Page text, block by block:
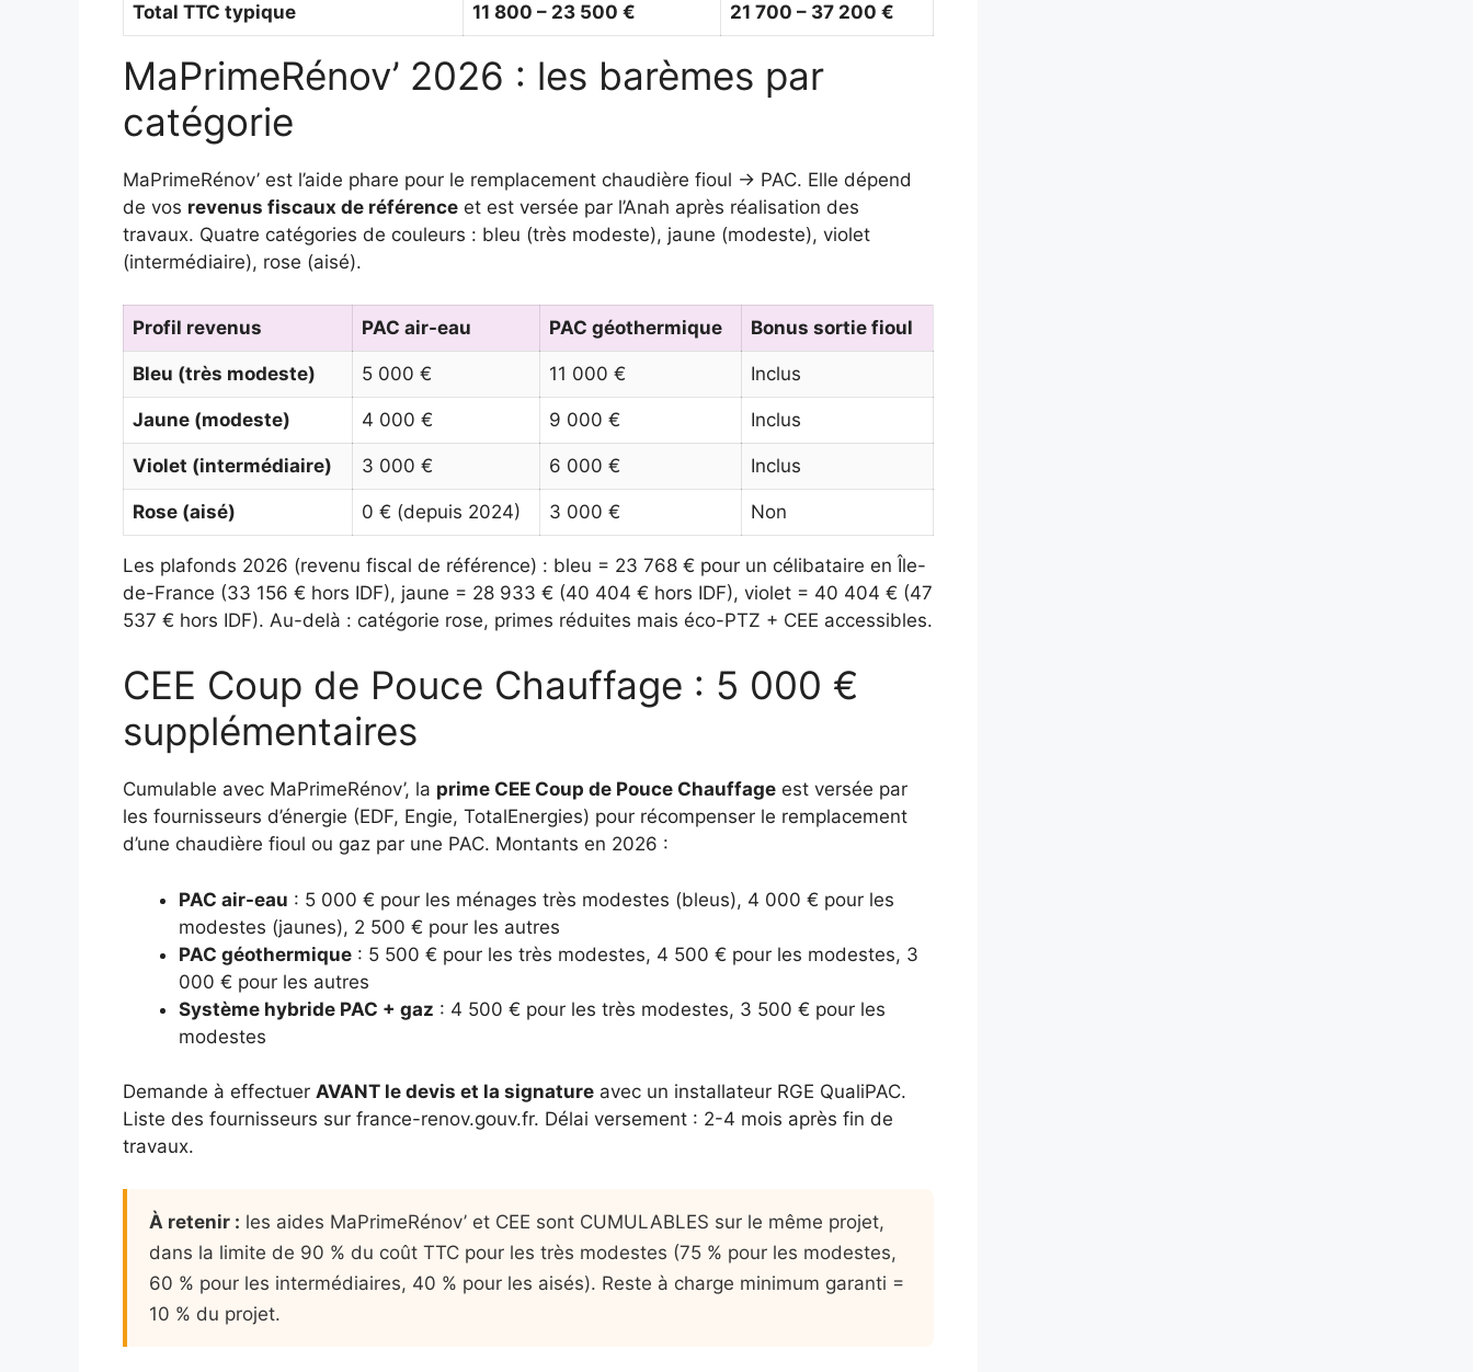
Total TTC typique 11 800 – 23 500 € 21 700 – 37 200 €
MaPrimeRénov’ 2026 : les barèmes par
catégorie
MaPrimeRénov’ est l’aide phare pour le remplacement chaudière fioul → PAC. Elle dépend
de vos revenus fiscaux de référence et est versée par l’Anah après réalisation des
travaux. Quatre catégories de couleurs : bleu (très modeste), jaune (modeste), violet
(intermédiaire), rose (aisé).
Profil revenus PAC air-eau PAC géothermique Bonus sortie fioul
Bleu (très modeste) 5 000 € 11 000 € Inclus
Jaune (modeste) 4 000 € 9 000 € Inclus
Violet (intermédiaire) 3 000 € 6 000 € Inclus
Rose (aisé) 0 € (depuis 2024) 3 000 € Non
Les plafonds 2026 (revenu fiscal de référence) : bleu = 23 768 € pour un célibataire en Île-
de-France (33 156 € hors IDF), jaune = 28 933 € (40 404 € hors IDF), violet = 40 404 € (47
537 € hors IDF). Au-delà : catégorie rose, primes réduites mais éco-PTZ + CEE accessibles.
CEE Coup de Pouce Chauffage : 5 000 €
supplémentaires
Cumulable avec MaPrimeRénov’, la prime CEE Coup de Pouce Chauffage est versée par
les fournisseurs d’énergie (EDF, Engie, TotalEnergies) pour récompenser le remplacement
d’une chaudière fioul ou gaz par une PAC. Montants en 2026 :
PAC air-eau : 5 000 € pour les ménages très modestes (bleus), 4 000 € pour les
modestes (jaunes), 2 500 € pour les autres
PAC géothermique : 5 500 € pour les très modestes, 4 500 € pour les modestes, 3
000 € pour les autres
Système hybride PAC + gaz : 4 500 € pour les très modestes, 3 500 € pour les
modestes
Demande à effectuer AVANT le devis et la signature avec un installateur RGE QualiPAC.
Liste des fournisseurs sur france-renov.gouv.fr. Délai versement : 2-4 mois après fin de
travaux.
À retenir : les aides MaPrimeRénov’ et CEE sont CUMULABLES sur le même projet,
dans la limite de 90 % du coût TTC pour les très modestes (75 % pour les modestes,
60 % pour les intermédiaires, 40 % pour les aisés). Reste à charge minimum garanti =
10 % du projet.